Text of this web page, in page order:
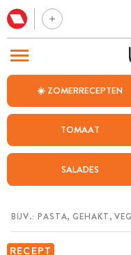
☀️ ZOMERRECEPTEN
TOMAAT
SALADES
RECEPT
BEZOEK ONZE ANDERE WEBSITES
WEEKMENU
CHAT MET MAIA
MIJN BEWAARDE RECEPTEN